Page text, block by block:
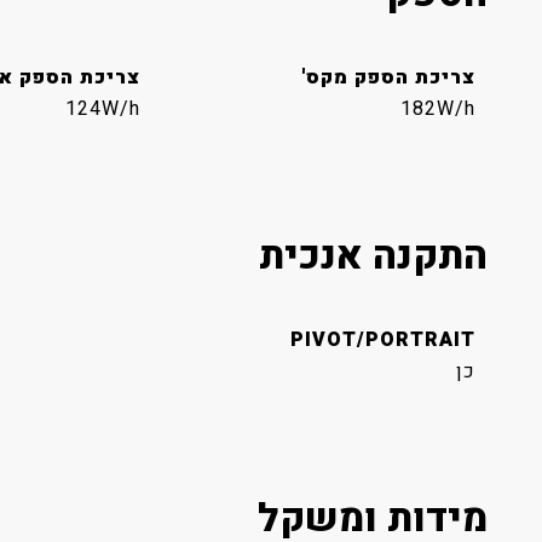
צריכת הספק מקס'
182W/h
צריכת הספק
124W/h
התקנה אנכית
PIVOT/PORTRAIT
כן
מידות ומשקל